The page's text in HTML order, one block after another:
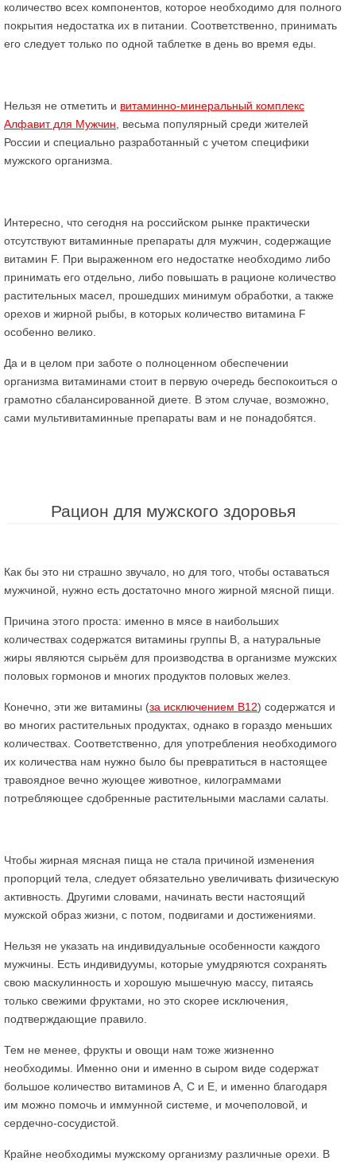
количество всех компонентов, которое необходимо для полного
покрытия недостатка их в питании. Соответственно, принимать
его следует только по одной таблетке в день во время еды.
Нельзя не отметить и витаминно-минеральный комплекс
Алфавит для Мужчин , весьма популярный среди жителей
России и специально разработанный с учетом специфики
мужского организма.
Интересно, что сегодня на российском рынке практически
отсутствуют витаминные препараты для мужчин, содержащие
витамин F. При выраженном его недостатке необходимо либо
принимать его отдельно, либо повышать в рационе количество
растительных масел, прошедших минимум обработки, а также
орехов и жирной рыбы, в которых количество витамина F
особенно велико.
Да и в целом при заботе о полноценном обеспечении
организма витаминами стоит в первую очередь беспокоиться о
грамотно сбалансированной диете. В этом случае, возможно,
сами мультивитаминные препараты вам и не понадобятся.
Рацион для мужского здоровья
Как бы это ни страшно звучало, но для того, чтобы оставаться
мужчиной, нужно есть достаточно много жирной мясной пищи.
Причина этого проста: именно в мясе в наибольших
количествах содержатся витамины группы В, а натуральные
жиры являются сырьём для производства в организме мужских
половых гормонов и многих продуктов половых желез.
Конечно, эти же витамины (за исключением В12) содержатся и
во многих растительных продуктах, однако в гораздо меньших
количествах. Соответственно, для употребления необходимого
их количества нам нужно было бы превратиться в настоящее
травоядное вечно жующее животное, килограммами
потребляющее сдобренные растительными маслами салаты.
Чтобы жирная мясная пища не стала причиной изменения
пропорций тела, следует обязательно увеличивать физическую
активность. Другими словами, начинать вести настоящий
мужской образ жизни, с потом, подвигами и достижениями.
Нельзя не указать на индивидуальные особенности каждого
мужчины. Есть индивидуумы, которые умудряются сохранять
свою маскулинность и хорошую мышечную массу, питаясь
только свежими фруктами, но это скорее исключения,
подтверждающие правило.
Тем не менее, фрукты и овощи нам тоже жизненно
необходимы. Именно они и именно в сыром виде содержат
большое количество витаминов А, С и Е, и именно благодаря
им можно помочь и иммунной системе, и мочеполовой, и
сердечно-сосудистой.
Крайне необходимы мужскому организму различные орехи. В